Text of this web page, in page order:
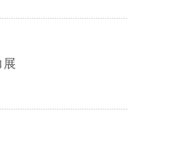
展